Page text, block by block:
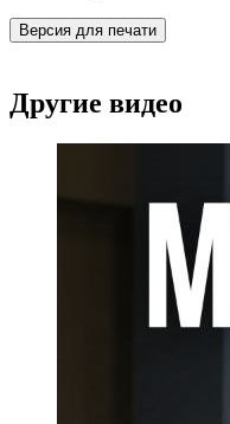
Версия для печати
Другие видео